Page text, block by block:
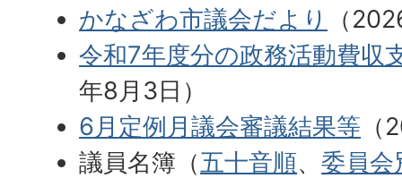
かなざわ市議会だより
（
令和7年度分の政務活動費収
年8月3日）
6月定例月議会審議結果等
議員名簿（五十音順、委員会